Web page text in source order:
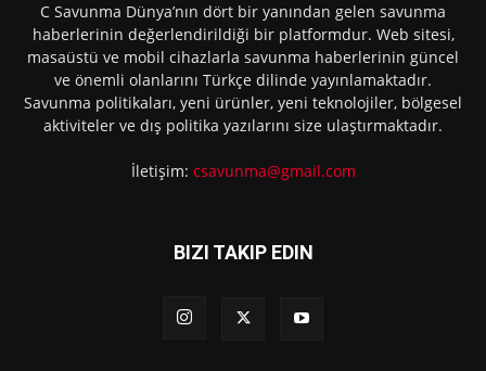
C Savunma Dünya’nın dört bir yanından gelen savunma
haberlerinin değerlendirildiği bir platformdur. Web sitesi,
masaüstü ve mobil cihazlarla savunma haberlerinin güncel
ve önemli olanlarını Türkçe dilinde yayınlamaktadır.
Savunma politikaları, yeni ürünler, yeni teknolojiler, bölgesel
aktiviteler ve dış politika yazılarını size ulaştırmaktadır.
İletişim: csavunma@gmail.com
BIZI TAKIP EDIN